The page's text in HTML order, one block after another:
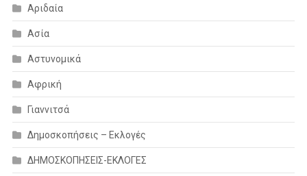
Αριδαία
Ασία
Αστυνομικά
Αφρική
Γιαννιτσά
Δημοσκοπήσεις – Εκλογές
ΔΗΜΟΣΚΟΠΗΣΕΙΣ-ΕΚΛΟΓΕΣ